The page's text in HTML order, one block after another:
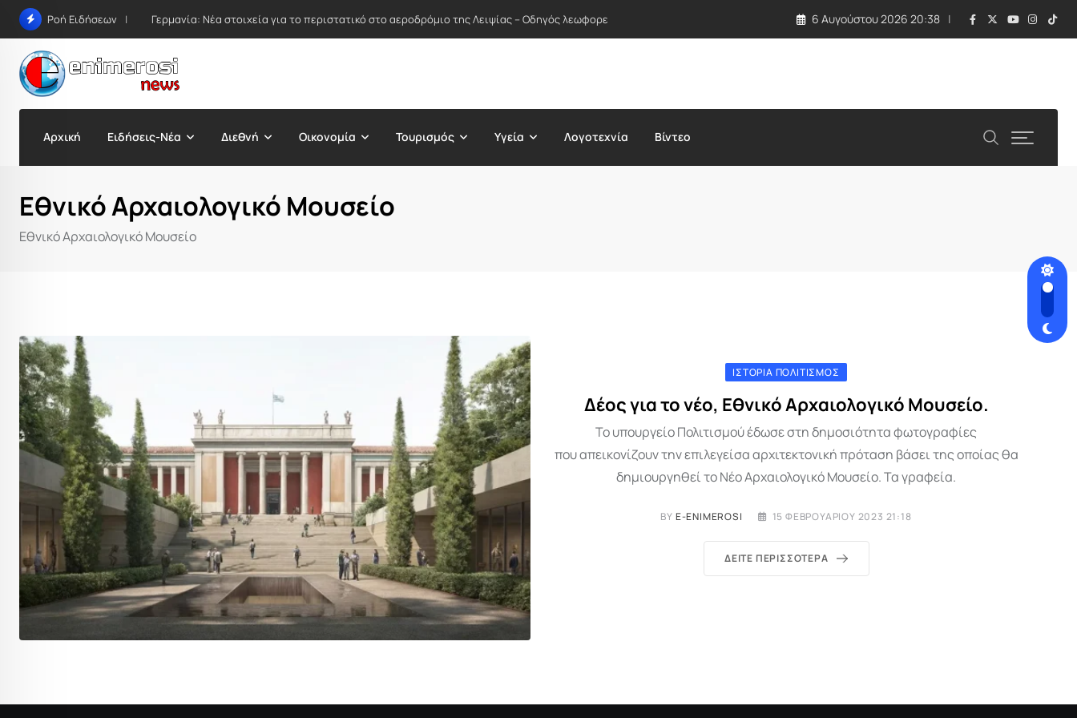
Skip
content
Ροή Ειδήσεων Γερμανία: Νέα στοιχεία για το περιστατικό στο αεροδρόμιο της Λειψίας – Οδηγός λεωφορείου απέτρεψε πιθανή τραγωδία με εκρηκτική συσκευή σε drone
6 Αυγούστου 2026 20:38
Αρχική Ειδήσεις-Νέα Διεθνή Οικονομία Τουρισμός Υγεία Λογοτεχνία Βίντεο
Εθνικό Αρχαιολογικό Μουσείο
Εθνικό Αρχαιολογικό Μουσείο
ΙΣΤΟΡΊΑ ΠΟΛΙΤΙΣΜΌΣ
Δέος για το νέο, Εθνικό Αρχαιολογικό Μουσείο.
Το υπουργείο Πολιτισμού έδωσε στη δημοσιότητα φωτογραφίες
που απεικονίζουν την επιλεγείσα αρχιτεκτονική πρόταση βάσει της οποίας θα
δημιουργηθεί το Νέο Αρχαιολογικό Μουσείο. Τα γραφεία.
BY E-ENIMEROSI 15 ΦΕΒΡΟΥΑΡΊΟΥ 2023 21:18
ΔΕΊΤΕ ΠΕΡΙΣΣΌΤΕΡΑ